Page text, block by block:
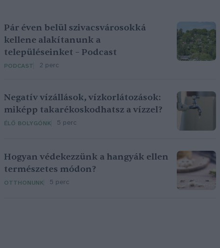
Pár éven belül szivacsvárosokká
kellene alakítanunk a
településeinket – Podcast
PODCAST 2 perc
Negatív vízállások, vízkorlátozások:
miképp takarékoskodhatsz a vízzel?
ÉLŐ BOLYGÓNK 5 perc
Hogyan védekezzünk a hangyák ellen
természetes módon?
OTTHONUNK 5 perc